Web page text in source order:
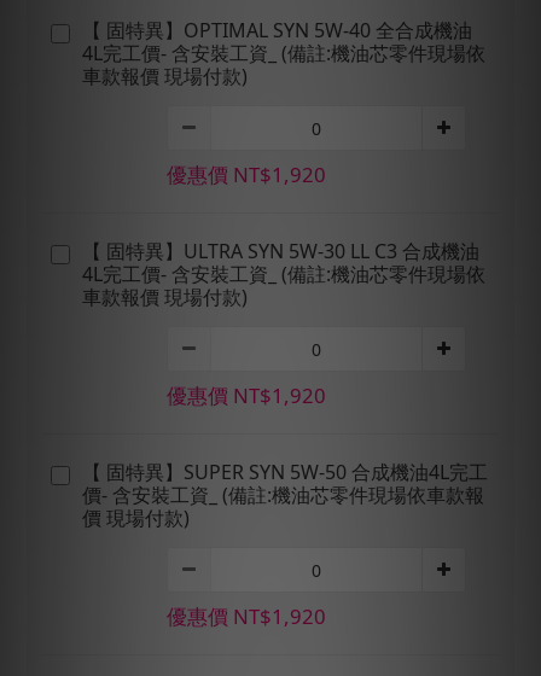
【 固特異】OPTIMAL SYN 5W-40 全合成機油
4L完工價- 含安裝工資_ (備註:機油芯零件現場依
車款報價 現場付款)
優惠價 NT$1,920
【 固特異】ULTRA SYN 5W-30 LL C3 合成機油
4L完工價- 含安裝工資_ (備註:機油芯零件現場依
車款報價 現場付款)
優惠價 NT$1,920
【 固特異】SUPER SYN 5W-50 合成機油4L完工
價- 含安裝工資_ (備註:機油芯零件現場依車款報
價 現場付款)
優惠價 NT$1,920